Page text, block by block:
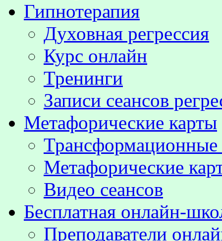
Гипнотерапия
Духовная регрессия
Курс онлайн
Тренинги
Записи сеансов
Метафорические карты
Метафорические
Видео сеансов
Бесплатная онлайн-
Преподаватели